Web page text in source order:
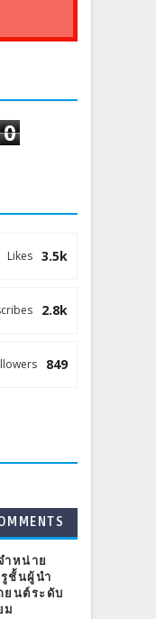
0
3.5k
Likes
2.8k
849
ำหน่าย
ชั้นผู้นำ
ยนต์ระดับ
ม